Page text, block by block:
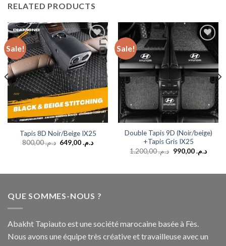
RELATED PRODUCTS
Sale!
Add to
wishlist
Tapis 8D Noir/Beige IX25
د.م.800,00 د.م.649,00
Sale!
Add to
wishlist
Double Tapis 9D (Noir/beige)
+Tapis Gris IX25
د.م.1.200,00 د.م.990,00
QUE SOMMES-NOUS ?
Abakht Tapiauto est une société marocaine basée à Fès.
Nous avons une équipe très créative et travailleuse avec un